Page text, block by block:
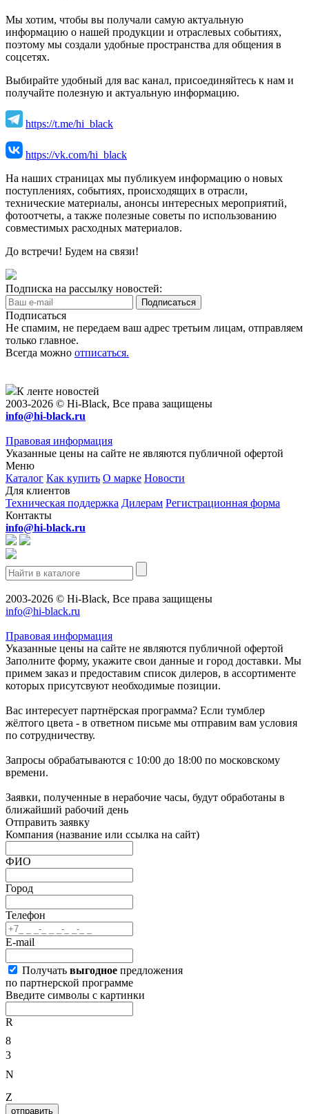
Мы хотим, чтобы вы получали самую актуальную
информацию о нашей продукции и отраслевых событиях,
поэтому мы создали удобные пространства для общения в
соцсетях.
Выбирайте удобный для вас канал, присоединяйтесь к нам и
получайте полезную и актуальную информацию.
https://t.me/hi_black
https://vk.com/hi_black
На наших страницах мы публикуем информацию о новых
поступлениях, событиях, происходящих в отрасли,
технические материалы, анонсы интересных мероприятий,
фотоотчеты, а также полезные советы по использованию
совместимых расходных материалов.
До встречи! Будем на связи!
Подписка на рассылку новостей:
Подписаться
Не спамим, не передаем ваш адрес третьим лицам, отправляем
только главное.
Всегда можно отписаться.
К ленте новостей
2003-2026 © Hi-Black, Все права защищены
info@hi-black.ru
Правовая информация
Указанные цены на сайте не являются публичной офертой
Меню
Каталог Как купить О марке Новости
Для клиентов
Техническая поддержка Дилерам Регистрационная форма
Контакты
info@hi-black.ru
2003-2026 © Hi-Black, Все права защищены
info@hi-black.ru
Правовая информация
Указанные цены на сайте не являются публичной офертой
Заполните форму, укажите свои данные и город доставки. Мы
примем заказ и предоставим список дилеров, в ассортименте
которых присутсвуют необходимые позиции.
Вас интересует партнёрская программа? Если тумблер
жёлтого цвета - в ответном письме мы отправим вам условия
по сотрудничеству.
Запросы обрабатываются с 10:00 до 18:00 по московскому
времени.
Заявки, полученные в нерабочие часы, будут обработаны в
ближайший рабочий день
Отправить заявку
Компания (название или ссылка на сайт)
ФИО
Город
Телефон
E-mail
Получать выгодное предложения
по партнерской программе
Введите символы с картинки
R
8
3
N
Z
отправить